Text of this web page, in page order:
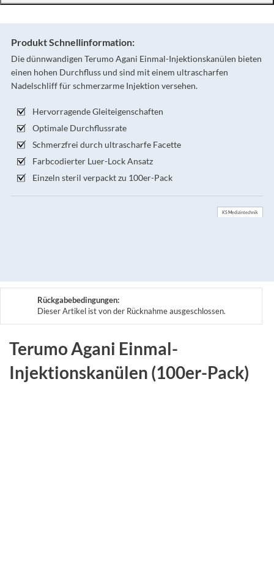
Produkt Schnellinformation:
Die dünnwandigen Terumo Agani Einmal-Injektionskanülen bieten
einen hohen Durchfluss und sind mit einem ultrascharfen
Nadelschliff für schmerzarme Injektion versehen.
Hervorragende Gleiteigenschaften
Optimale Durchflussrate
Schmerzfrei durch ultrascharfe Facette
Farbcodierter Luer-Lock Ansatz
Einzeln steril verpackt zu 100er-Pack
KS Medizintechnik
Rückgabebedingungen:
Dieser Artikel ist von der Rücknahme ausgeschlossen.
Terumo Agani Einmal-
Injektionskanülen (100er-Pack)